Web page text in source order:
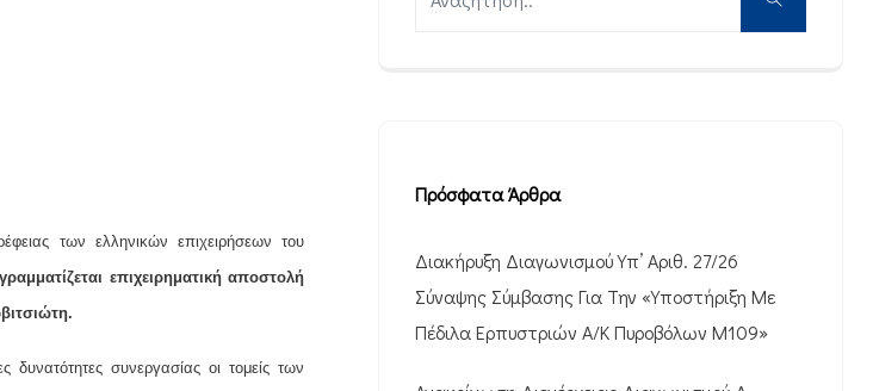
των ελληνικών επιχειρήσεων του
επιχειρηματική αποστολή
δυνατότητες συνεργασίας οι τομείς των
Πρόσφατα Άρθρα
Διακήρυξη Διαγωνισμού Υπ’ Αριθ. 27/26
Σύναψης Σύμβασης Για Την «Υποστήριξη Με
Πέδιλα Ερπυστριών Α/Κ Πυροβόλων M109»